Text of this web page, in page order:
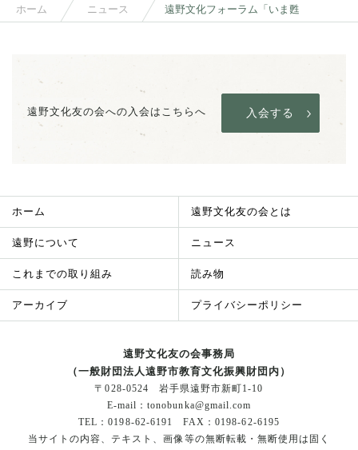
ホーム ニュース
遠野文化友の会への入会はこちらへ 入会する
ホーム 遠野文化友の会とは
遠野について ニュース
これまでの取り組み 読み物
アーカイブ プライバシーポリシー
遠野文化友の会事務局
（一般財団法人遠野市教育文化振興財団内）
〒028-0524 岩手県遠野市新町1-10
E-mail：tonobunka@gmail.com
TEL：0198-62-6191 FAX：0198-62-6195
当サイトの内容、テキスト、画像等の無断転載・無断使用は 固く